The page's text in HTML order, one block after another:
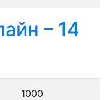
– 14
1000